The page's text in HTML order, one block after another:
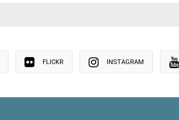
FLICKR INSTAGRAM